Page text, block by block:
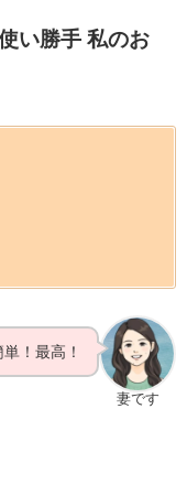
い勝手 私のお
妻です
！最高！